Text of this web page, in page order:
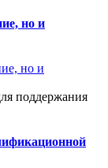
но и
поддержания